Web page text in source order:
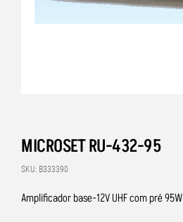
MICROSET RU-432-95
SKU: B333390
Amplificador base-12V UHF com pré 95W